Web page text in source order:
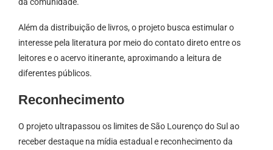
Além da distribuição de livros, o projeto busca estimular o
interesse pela literatura por meio do contato direto entre os
leitores e o acervo itinerante, aproximando a leitura de
diferentes públicos.
Reconhecimento
O projeto ultrapassou os limites de São Lourenço do Sul ao
receber destaque na mídia estadual e reconhecimento da